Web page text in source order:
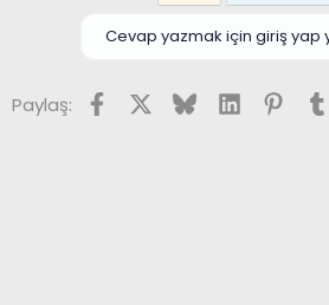
Cevap yazmak için giriş yap
Paylaş: FacebookX (Twitter)
BlueskyLinkedIn